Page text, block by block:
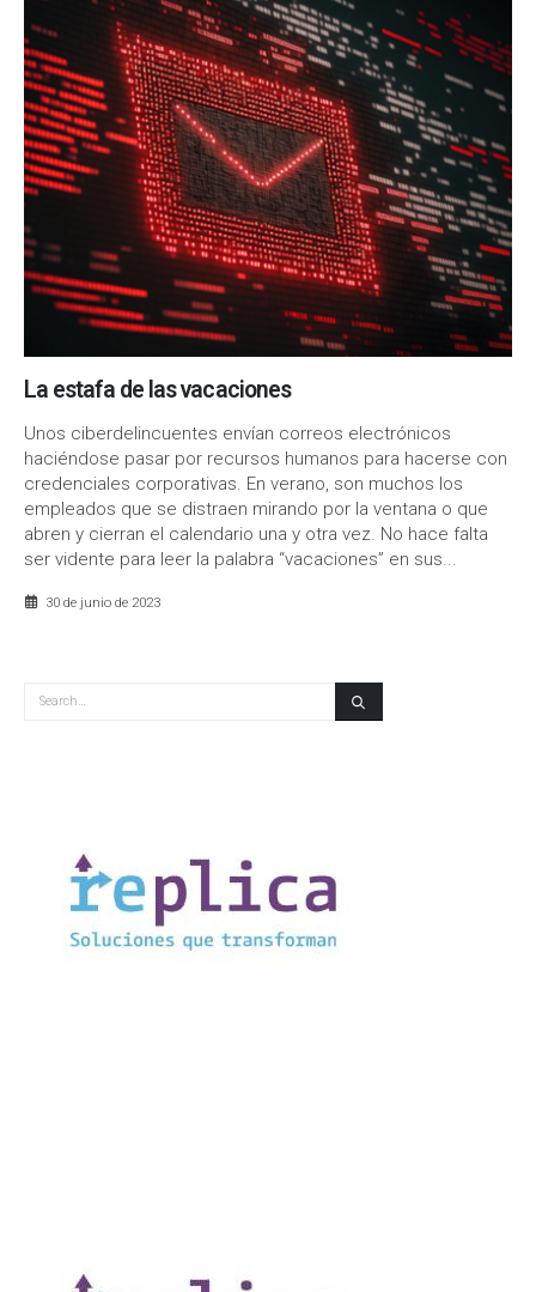
La estafa de las vacaciones
Unos ciberdelincuentes envían correos electrónicos
haciéndose pasar por recursos humanos para hacerse con
credenciales corporativas. En verano, son muchos los
empleados que se distraen mirando por la ventana o que
abren y cierran el calendario una y otra vez. No hace falta
ser vidente para leer la palabra “vacaciones” en sus...
30 de junio de 2023